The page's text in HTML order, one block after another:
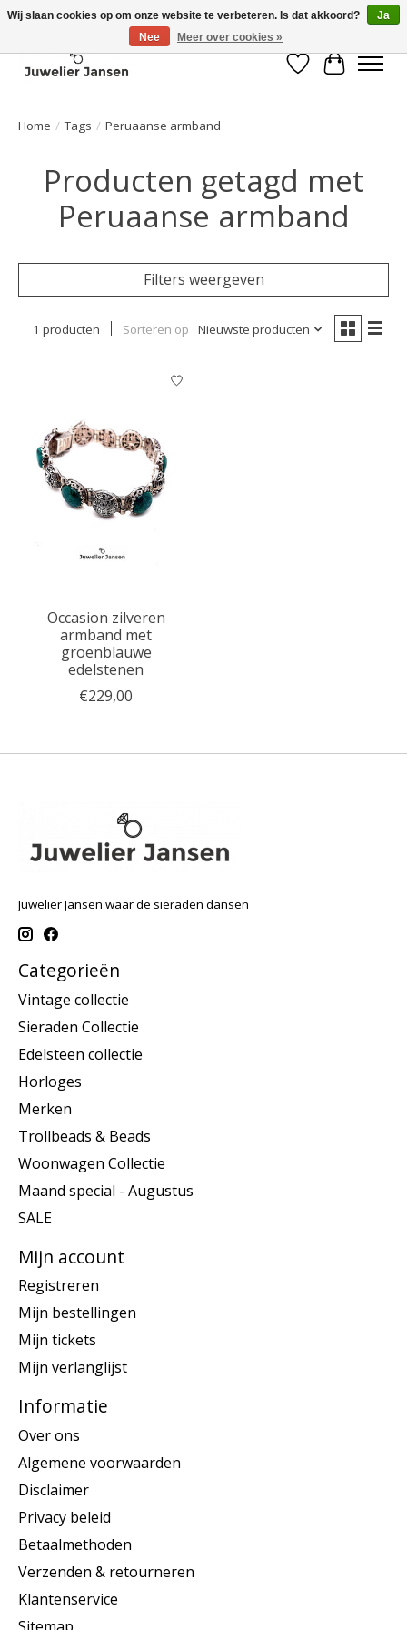
Verlanglijst
Home / Tags / Peruaanse armband
Producten getagd met
Peruaanse armband
Filters weergeven
1 producten Sorteren op Nieuwste producten
Occasion zilveren
armband met
groenblauwe
edelstenen
€229,00
Juwelier Jansen waar de sieraden dansen
Categorieën
Vintage collectie
Sieraden Collectie
Edelsteen collectie
Horloges
Merken
Trollbeads & Beads
Woonwagen Collectie
Maand special - Augustus
SALE
Mijn account
Registreren
Mijn bestellingen
Mijn tickets
Mijn verlanglijst
Informatie
Over ons
Algemene voorwaarden
Disclaimer
Privacy beleid
Betaalmethoden
Verzenden & retourneren
Klantenservice
Wij slaan cookies op om onze website te verbeteren. Is dat akkoord?
Ja
Nee
Meer over cookies »